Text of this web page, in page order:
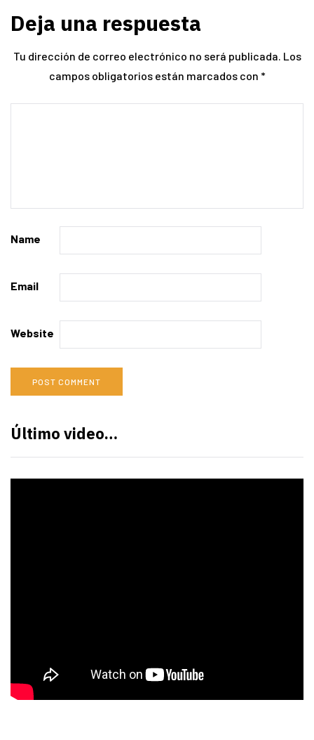
Deja una respuesta
Tu dirección de correo electrónico no será publicada. Los
campos obligatorios están marcados con *
Name
Email
Website
Último video…